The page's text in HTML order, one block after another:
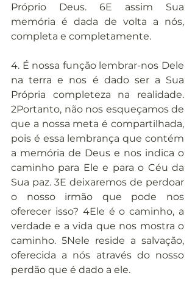
Próprio Deus. 6E assim Sua
memória é dada de volta a nós,
completa e completamente.
4. É nossa função lembrar-nos Dele
na terra e nos é dado ser a Sua
Própria completeza na realidade.
2Portanto, não nos esqueçamos de
que a nossa meta é compartilhada,
pois é essa lembrança que contém
a memória de Deus e nos indica o
caminho para Ele e para o Céu da
Sua paz. 3E deixaremos de perdoar
o nosso irmão que pode nos
oferecer isso? 4Ele é o caminho, a
verdade e a vida que nos mostra o
caminho. 5Nele reside a salvação,
oferecida a nós através do nosso
perdão que é dado a ele.